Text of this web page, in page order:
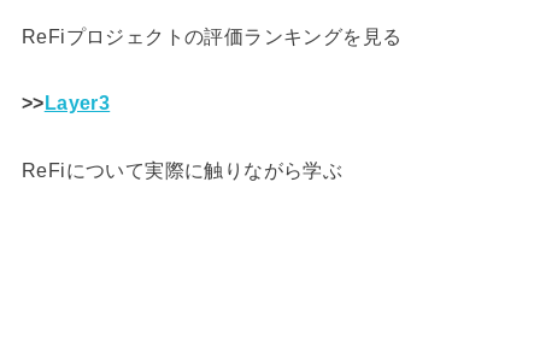
ReFiプロジェクトの評価ランキングを見る
>> Layer3
ReFiについて実際に触りながら学ぶ